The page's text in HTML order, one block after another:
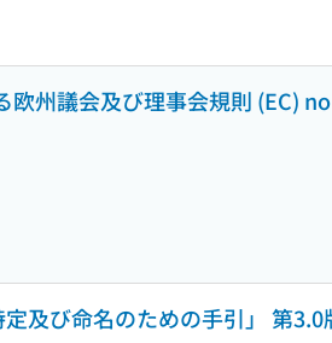
州議会及び理事会規則 (EC)
及び命名のための手引」 第